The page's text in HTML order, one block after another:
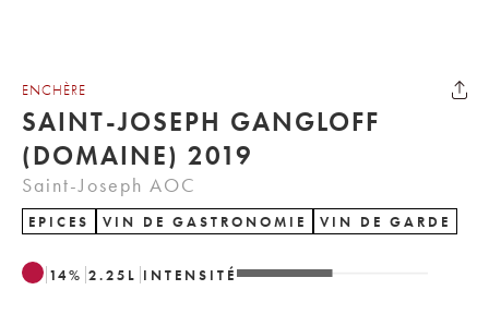
ENCHÈRE
SAINT-JOSEPH GANGLOFF
(DOMAINE) 2019
Saint-Joseph AOC
EPICES VIN DE GASTRONOMIE VIN DE GARDE
14% 2.25 L INTENSITÉ